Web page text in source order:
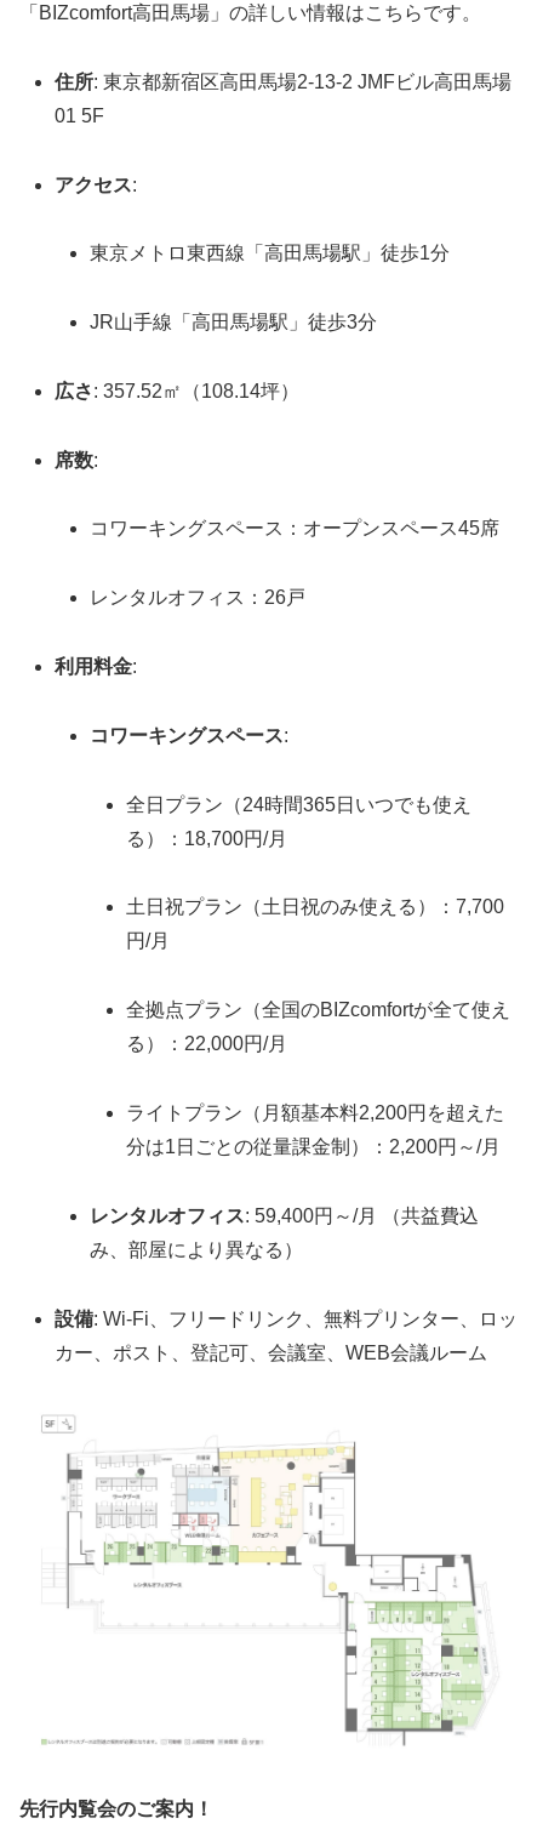
「BIZcomfort高田馬場」の詳しい情報はこちらです。
住所: 東京都新宿区高田馬場2-13-2 JMFビル高田馬場
01 5F
アクセス:
東京メトロ東西線「高田馬場駅」徒歩1分
JR山手線「高田馬場駅」徒歩3分
広さ: 357.52㎡（108.14坪）
席数:
コワーキングスペース：オープンスペース45席
レンタルオフィス：26戸
利用料金:
コワーキングスペース:
全日プラン（24時間365日いつでも使え
る）：18,700円/月
土日祝プラン（土日祝のみ使える）：7,700
円/月
全拠点プラン（全国のBIZcomfortが全て使え
る）：22,000円/月
ライトプラン（月額基本料2,200円を超えた
分は1日ごとの従量課金制）：2,200円～/月
レンタルオフィス: 59,400円～/月 （共益費込
み、部屋により異なる）
設備: Wi-Fi、フリードリンク、無料プリンター、ロッ
カー、ポスト、登記可、会議室、WEB会議ルーム
先行内覧会のご案内！